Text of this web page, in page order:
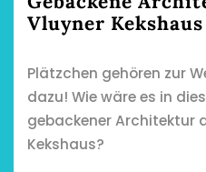
Vluyner Kekshaus
Plätzchen gehören zur
dazu! Wie wäre es in
gebackener Architektur
Kekshaus?